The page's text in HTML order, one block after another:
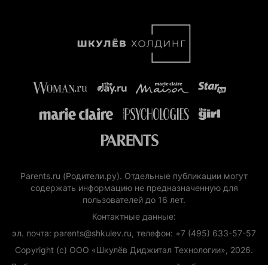
Parents.ru (Родители.ру). Отдельные публикации могут
содержать информацию не предназначенную для
пользователей до 16 лет.
Контактные данные:
эл. почта: parents@shkulev.ru, телефон: +7 (495) 633-57-57
Copyright (с) ООО «Шкулёв Диджитал Технологии», 2026.